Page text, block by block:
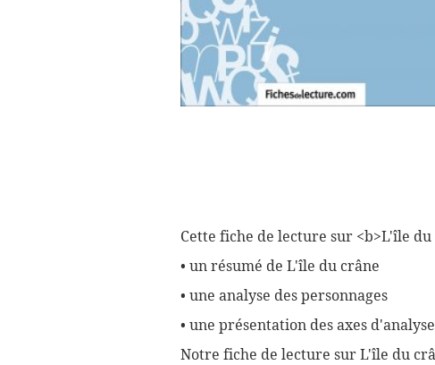
Cette fiche de lecture sur <b>L'île
• un résumé de L'île du crâne
• une analyse des personnages
• une présentation des axes
Notre fiche de lecture sur L'île du